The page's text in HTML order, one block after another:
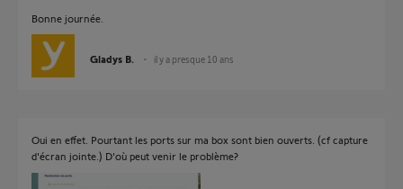
Bonne journée.
Gladys B. il y a presque 10 ans
Oui en effet. Pourtant les ports sur ma box sont bien ouverts. (cf capture
d'écran jointe.) D'où peut venir le problème?